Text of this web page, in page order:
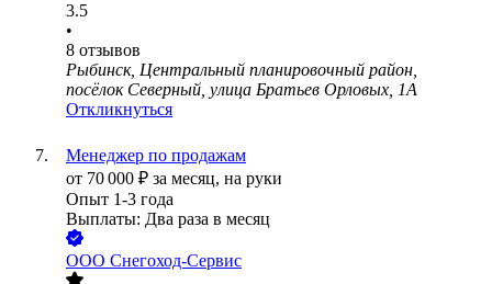
3.5
•
8 отзывов
Рыбинск, Центральный планировочный район,
посёлок Северный, улица Братьев Орловых, 1А
Откликнуться
Менеджер по продажам
от 70 000 ₽ за месяц, на руки
Опыт 1-3 года
Выплаты: Два раза в месяц
ООО Снегоход-Сервис